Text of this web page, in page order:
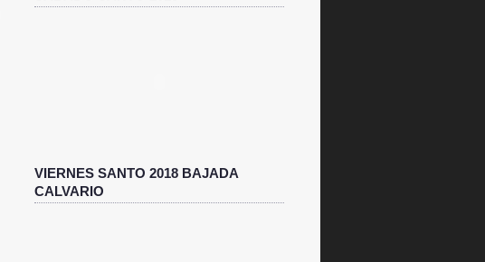
VIERNES SANTO 2018 BAJADA
CALVARIO